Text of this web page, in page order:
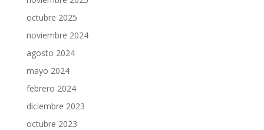
octubre 2025
noviembre 2024
agosto 2024
mayo 2024
febrero 2024
diciembre 2023
octubre 2023